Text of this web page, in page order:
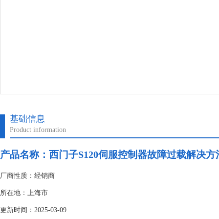
基础信息
Product information
产品名称： 西门子S120伺服控制器故障过载解决方
厂商性质：经销商
所在地：上海市
更新时间：2025-03-09